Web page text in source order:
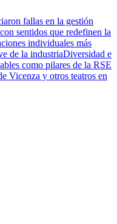
fallas en la gestión
sentidos que redefinen la
individuales más
de la industriaDiversidad e
como pilares de la RSE
Vicenza y otros teatros en